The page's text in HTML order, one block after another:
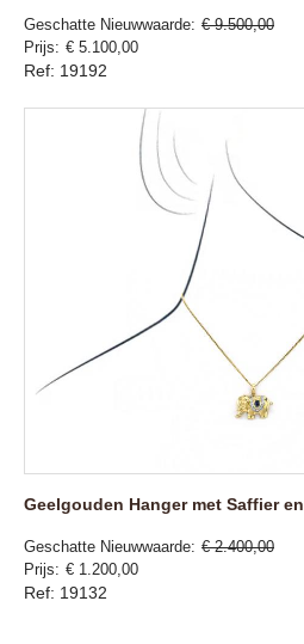
Geschatte Nieuwwaarde € 9.500,00
Prijs
€ 5.100,00
Ref: 19192
Geelgouden Hanger met Saffier
Geschatte Nieuwwaarde € 2.400,00
Prijs
€ 1.200,00
Ref: 19132